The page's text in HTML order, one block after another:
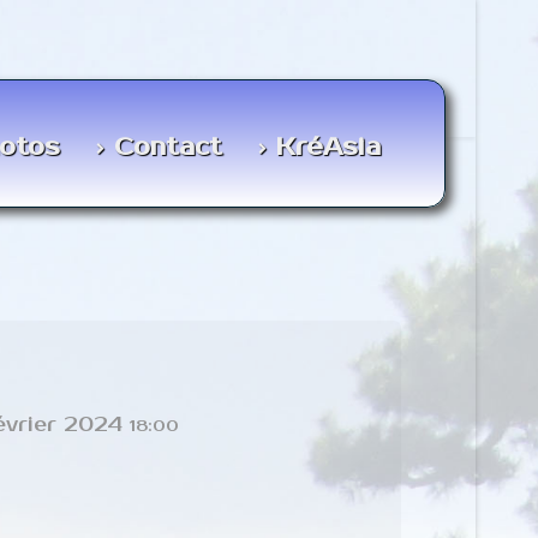
Contact KréAsia
2024 18:00